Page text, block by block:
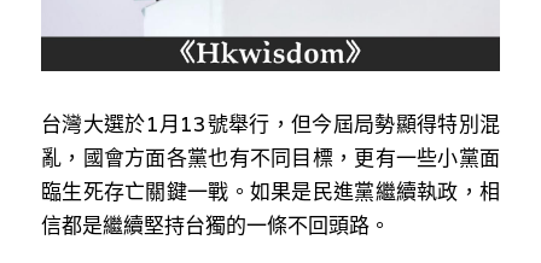
美西霸凌內幕
美西極權主義
真相直擊
極端暴恐實錄
朱庭萱專欄
莫綺琪專欄
黃萬成專欄
招國偉專欄
高松傑專欄
屠龍小隊案
黎智英案審訊
支聯會案
35+顛覆案
吃喝玩指南
休閒好介紹
親子
花生仔漫畫週記
關於我們
人才招聘
投稿熱線
商戶合作
支持讚助
搜索
繁體中文
繁體中文
台灣大選於1月13號舉行，但今屆局勢顯得特別混
亂，國會方面各黨也有不同目標，更有一些小黨面
臨生死存亡關鍵一戰。如果是民進黨繼續執政，相
信都是繼續堅持台獨的一條不回頭路。